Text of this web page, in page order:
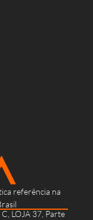
referência na
LOJA 37, Parte